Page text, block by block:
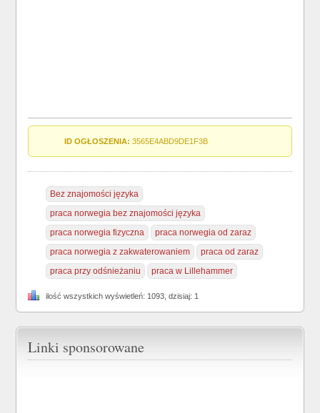
ID OGŁOSZENIA: 3565E4ABD9DE1F3B
Bez znajomości języka
praca norwegia bez znajomości języka
praca norwegia fizyczna
praca norwegia od zaraz
praca norwegia z zakwaterowaniem
praca od zaraz
praca przy odśnieżaniu
praca w Lillehammer
ilość wszystkich wyświetleń: 1093, dzisiaj: 1
Linki sponsorowane